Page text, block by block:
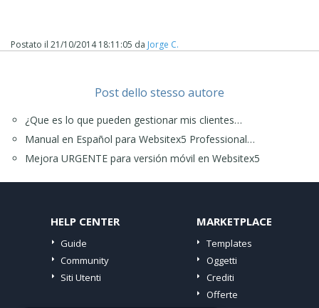
Postato il 21/10/2014 18:11:05 da Jorge C.
Post dello stesso autore
¿Que es lo que pueden gestionar mis clientes…
Manual en Español para Websitex5 Professional…
Mejora URGENTE para versión móvil en Websitex5
HELP CENTER
Guide
Community
Siti Utenti
MARKETPLACE
Templates
Oggetti
Crediti
Offerte